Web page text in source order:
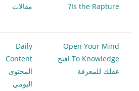
Is the Rapture? مقالات
Open Your Mind
To Knowledge افتح
عقلك للمعرفة
Daily
Content
المحتوى
اليومي